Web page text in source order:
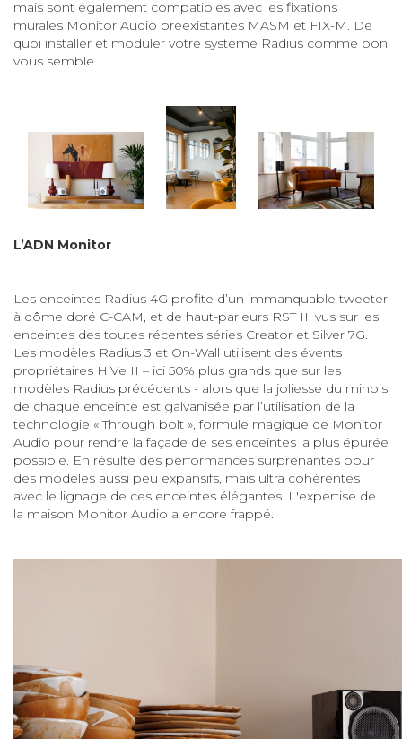
mais sont également compatibles avec les fixations
murales Monitor Audio préexistantes MASM et FIX-M. De
quoi installer et moduler votre système Radius comme bon
vous semble.
L’ADN Monitor
Les enceintes Radius 4G profite d’un immanquable tweeter
à dôme doré C-CAM, et de haut-parleurs RST II, vus sur les
enceintes des toutes récentes séries Creator et Silver 7G.
Les modèles Radius 3 et On-Wall utilisent des évents
propriétaires HiVe II – ici 50% plus grands que sur les
modèles Radius précédents - alors que la joliesse du minois
de chaque enceinte est galvanisée par l’utilisation de la
technologie « Through bolt », formule magique de Monitor
Audio pour rendre la façade de ses enceintes la plus épurée
possible. En résulte des performances surprenantes pour
des modèles aussi peu expansifs, mais ultra cohérentes
avec le lignage de ces enceintes élégantes. L'expertise de
la maison Monitor Audio a encore frappé.